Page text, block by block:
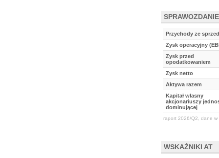
Przychody ze
Zysk operacyjny
Zysk przed
opodatkowaniem
Zysk netto
Aktywa razem
Kapitał własny
akcjonariuszy
dominującej
raport 2026/Q2, dane w
WSKAŹNIKI AT